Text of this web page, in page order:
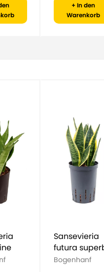
+ In den
Warenkorb
Sansevieria
futura
Bogenhanf